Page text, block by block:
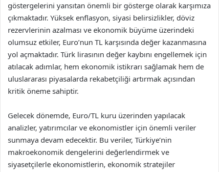
göstergelerini yansıtan önemli bir gösterge olarak karşımıza
çıkmaktadır. Yüksek enflasyon, siyasi belirsizlikler, döviz
rezervlerinin azalması ve ekonomik büyüme üzerindeki
olumsuz etkiler, Euro’nun TL karşısında değer kazanmasına
yol açmaktadır. Türk lirasının değer kaybını engellemek için
atılacak adımlar, hem ekonomik istikrarı sağlamak hem de
uluslararası piyasalarda rekabetçiliği artırmak açısından
kritik öneme sahiptir.
Gelecek dönemde, Euro/TL kuru üzerinden yapılacak
analizler, yatırımcılar ve ekonomistler için önemli veriler
sunmaya devam edecektir. Bu veriler, Türkiye’nin
makroekonomik dengelerini değerlendirmek ve
siyasetçilerle ekonomistlerin, ekonomik stratejiler